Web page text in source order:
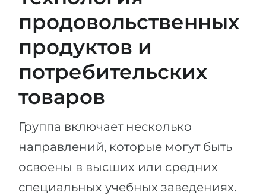
продовольственных
продуктов и
потребительских
товаров
Группа включает несколько
направлений, которые могут быть
освоены в высших или средних
специальных учебных заведениях.